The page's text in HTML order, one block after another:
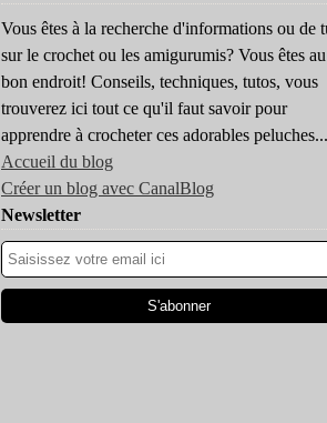
Vous êtes à la recherche d'informations ou de
sur le crochet ou les amigurumis? Vous êtes au
bon endroit! Conseils, techniques, tutos, vous
trouverez ici tout ce qu'il faut savoir pour
apprendre à crocheter ces adorables peluches...
Accueil du blog
Créer un blog avec CanalBlog
Newsletter